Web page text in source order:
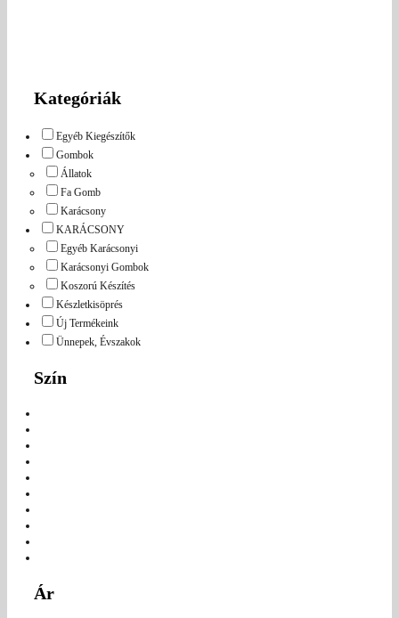
Kategóriák
Egyéb Kiegészítők
Gombok
Állatok
Fa Gomb
Karácsony
KARÁCSONY
Egyéb Karácsonyi
Karácsonyi Gombok
Koszorú Készítés
Készletkisöprés
Új Termékeink
Ünnepek, Évszakok
Szín
Ár